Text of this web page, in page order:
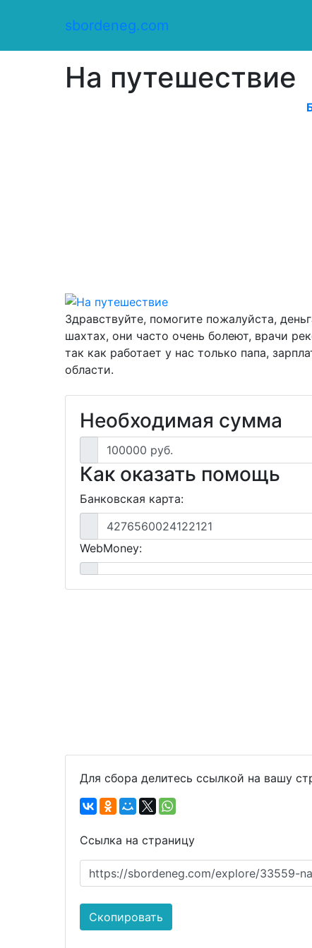
sbordeneg.com
Оказать помощь
На путешествие
Здравствуйте, помогите пожалуйста,
шахтах, они часто очень болеют, врачи
так как работает у нас только папа,
области.
Необходимая сумма
100000 руб.
Как оказать помощь
Банковская карта:
4276560024122121
WebMoney:
Для сбора делитесь ссылкой на вашу
Ссылка на страницу
https://sbordeneg.com/explore/33559-
Скопировать